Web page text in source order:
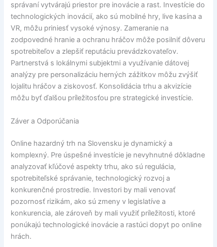
správaní vytvárajú priestor pre inovácie a rast. Investície do
technologických inovácií, ako sú mobilné hry, live kasína a
VR, môžu priniesť vysoké výnosy. Zameranie na
zodpovedné hranie a ochranu hráčov môže posilniť dôveru
spotrebiteľov a zlepšiť reputáciu prevádzkovateľov.
Partnerstvá s lokálnymi subjektmi a využívanie dátovej
analýzy pre personalizáciu herných zážitkov môžu zvýšiť
lojalitu hráčov a ziskovosť. Konsolidácia trhu a akvizície
môžu byť ďalšou príležitosťou pre strategické investície.
Záver a Odporúčania
Online hazardný trh na Slovensku je dynamický a
komplexný. Pre úspešné investície je nevyhnutné dôkladne
analyzovať kľúčové aspekty trhu, ako sú regulácia,
spotrebiteľské správanie, technologický rozvoj a
konkurenčné prostredie. Investori by mali venovať
pozornosť rizikám, ako sú zmeny v legislatíve a
konkurencia, ale zároveň by mali využiť príležitosti, ktoré
ponúkajú technologické inovácie a rastúci dopyt po online
hrách.